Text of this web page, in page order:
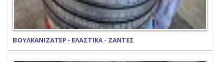
ΒΟΥΛΚΑΝΙΖΑΤΕΡ - ΕΛΑΣΤΙΚΑ - ΖΑΝΤΕΣ